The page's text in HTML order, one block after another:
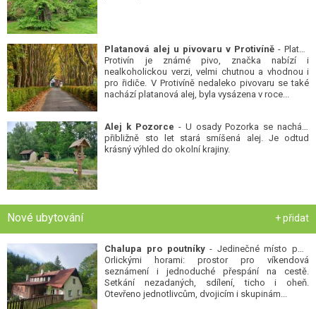
Platanová alej u pivovaru v Protivíně - Platan
Protivín je známé pivo, značka nabízí i
nealkoholickou verzi, velmi chutnou a vhodnou i
pro řidiče. V Protivíně nedaleko pivovaru se také
nachází platanová alej, byla vysázena v roce...
Alej k Pozorce - U osady Pozorka se nachází
přibližně sto let stará smíšená alej. Je odtud
krásný výhled do okolní krajiny.
Nové ubytování + přidat
Chalupa pro poutníky- Jedinečné místo pod
Orlickými horami: prostor pro víkendová
seznámení i jednoduché přespání na cestě.
Setkání nezadaných, sdílení, ticho i oheň.
Otevřeno jednotlivcům, dvojicím i skupinám...